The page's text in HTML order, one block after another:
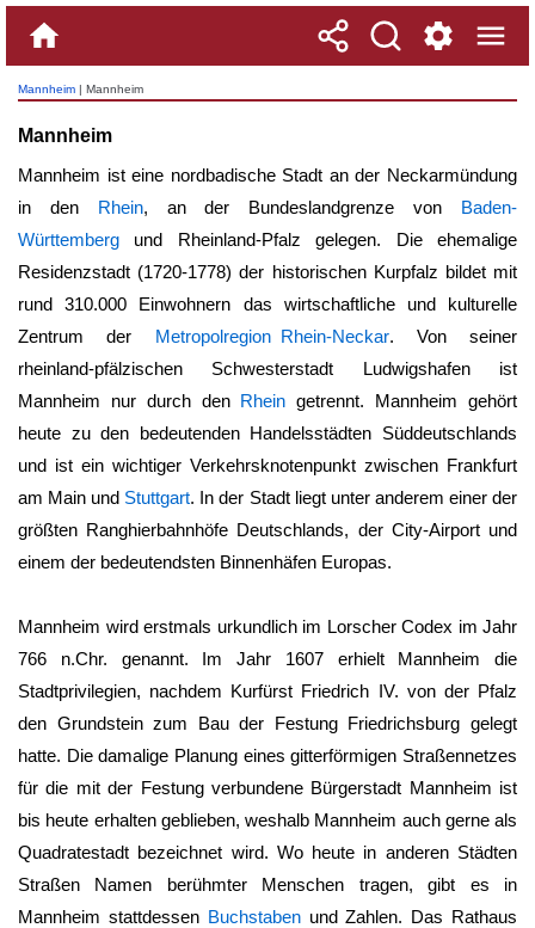
Mannheim | Mannheim
Mannheim
Mannheim ist eine nordbadische Stadt an der Neckarmündung
in den Rhein, an der Bundeslandgrenze von Baden-
Württemberg und Rheinland-Pfalz gelegen. Die ehemalige
Residenzstadt (1720-1778) der historischen Kurpfalz bildet mit
rund 310.000 Einwohnern das wirtschaftliche und kulturelle
Zentrum der Metropolregion Rhein-Neckar. Von seiner
rheinland-pfälzischen Schwesterstadt Ludwigshafen ist
Mannheim nur durch den Rhein getrennt. Mannheim gehört
heute zu den bedeutenden Handelsstädten Süddeutschlands
und ist ein wichtiger Verkehrsknotenpunkt zwischen Frankfurt
am Main und Stuttgart. In der Stadt liegt unter anderem einer der
größten Ranghierbahnhöfe Deutschlands, der City-Airport und
einem der bedeutendsten Binnenhäfen Europas.
Mannheim wird erstmals urkundlich im Lorscher Codex im Jahr
766 n.Chr. genannt. Im Jahr 1607 erhielt Mannheim die
Stadtprivilegien, nachdem Kurfürst Friedrich IV. von der Pfalz
den Grundstein zum Bau der Festung Friedrichsburg gelegt
hatte. Die damalige Planung eines gitterförmigen Straßennetzes
für die mit der Festung verbundene Bürgerstadt Mannheim ist
bis heute erhalten geblieben, weshalb Mannheim auch gerne als
Quadratestadt bezeichnet wird. Wo heute in anderen Städten
Straßen Namen berühmter Menschen tragen, gibt es in
Mannheim stattdessen Buchstabenund Zahlen. Das Rathaus